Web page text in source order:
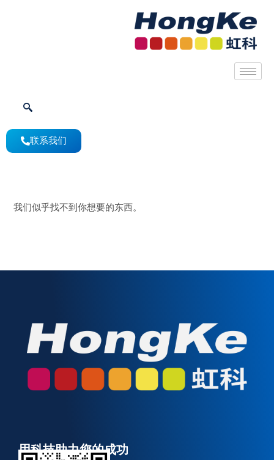
联系我们
我们似乎找不到你想要的东西。
用科技助力您的成功